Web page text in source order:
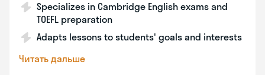
Specializes in Cambridge English exams and
TOEFL preparation
Adapts lessons to students' goals and interests
Читать дальше